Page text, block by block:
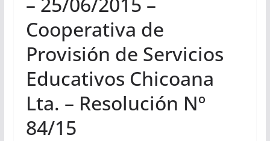
Cooperativa de
Provisión de Servicios
Educativos Chicoana
Lta. – Resolución Nº
84/15